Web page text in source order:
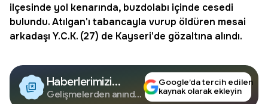
ilçesinde yol kenarında, buzdolabı içinde cesedi
bulundu. Atılgan'ı tabancayla vurup öldüren mesai
arkadaşı Y.C.K. (27) de Kayseri'de gözaltına alındı.
Haberlerimizi
Google'da Takip
Gelişmelerden anında
Google’da tercih edilen
kaynak olarak ekleyin